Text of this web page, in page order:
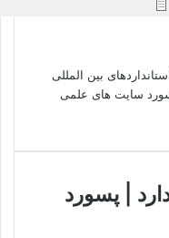
بین المللی
پسورد سایت های علمی
| پسورد